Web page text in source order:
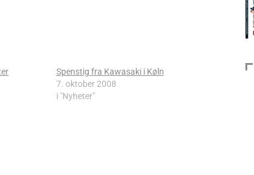
Spenstig fra Kawasaki i Køln
7. oktober 2008
i "Nyheter"